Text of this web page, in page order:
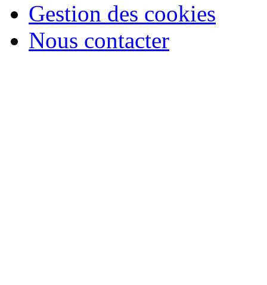
Gestion des cookies
Nous contacter